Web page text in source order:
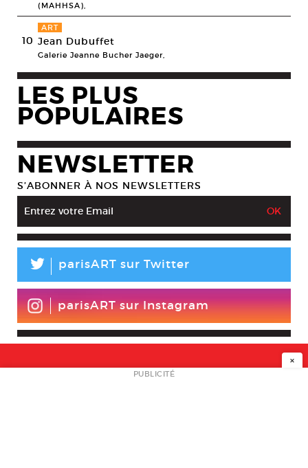
(MAHHSA),
10
ART
Jean Dubuffet
Galerie Jeanne Bucher Jaeger,
LES PLUS
POPULAIRES
NEWSLETTER
S’ABONNER À NOS NEWSLETTERS
L parisART sur Twitter
parisART sur Instagram
NEWSLETTER
×
PUBLICITÉ